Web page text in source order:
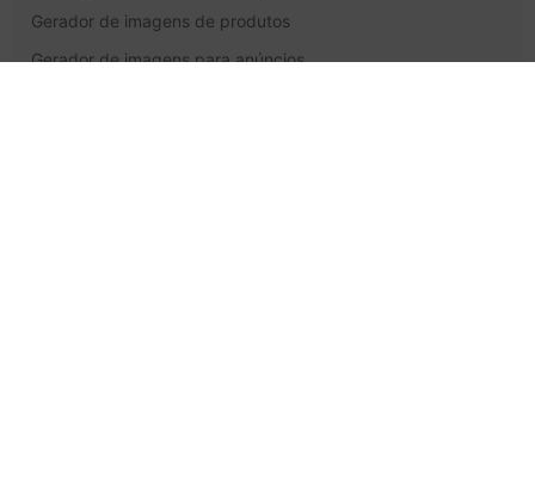
Gerador de imagens de produtos
Gerador de imagens para anúncios